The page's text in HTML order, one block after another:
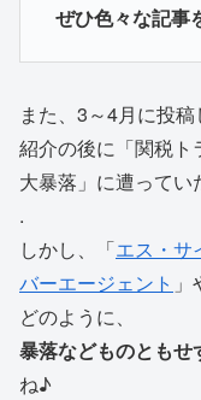
ぜひ色々な記事
また、3～4月に投
紹介の後に「関税ト
大暴落」に遭ってい
.
しかし、「エス・サ
バーエージェント
どのように、
暴落などものとも
ね♪